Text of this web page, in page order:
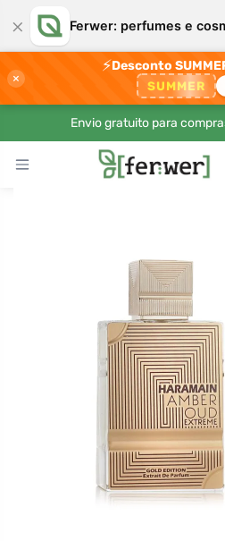
× Ferwer: perfumes e
×
⚡Desconto
SUMMER
Envio gratuito para